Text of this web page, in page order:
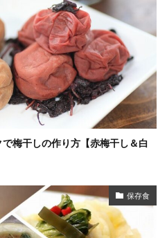
で梅干しの作り方【赤梅干し＆白
保存食